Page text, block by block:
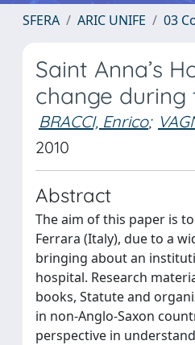
SFERA ARIC UNIFE 03
Saint Anna’s
change during
BRACCI, Enrico;
2010
Abstract
The aim of this paper is
Ferrara (Italy), due to a
bringing about an
hospital. Research
books, Statute and
in non-Anglo-Saxon
perspective in